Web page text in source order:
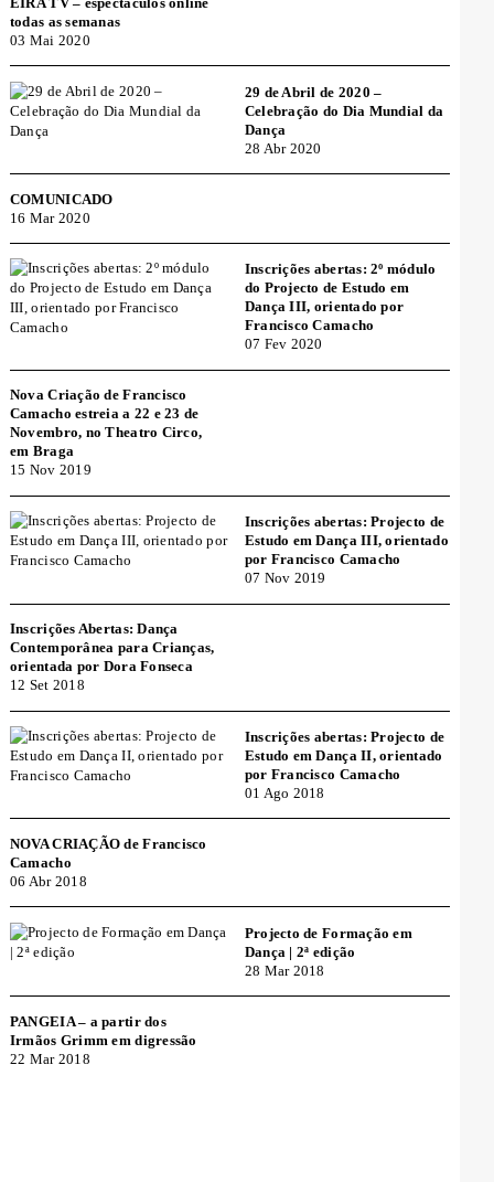
todas as semanas
03 Mai 2020
29 de Abril de 2020 –
Celebração do Dia Mundial da
Dança
28 Abr 2020
COMUNICADO
16 Mar 2020
Inscrições abertas: 2º módulo
do Projecto de Estudo em
Dança III, orientado por
Francisco Camacho
07 Fev 2020
Nova Criação de Francisco
Camacho estreia a 22 e 23 de
Novembro, no Theatro Circo,
em Braga
15 Nov 2019
Inscrições abertas: Projecto de
Estudo em Dança III, orientado
por Francisco Camacho
07 Nov 2019
Inscrições Abertas: Dança
Contemporânea para Crianças,
orientada por Dora Fonseca
12 Set 2018
Inscrições abertas: Projecto de
Estudo em Dança II, orientado
por Francisco Camacho
01 Ago 2018
NOVA CRIAÇÃO de Francisco
Camacho
06 Abr 2018
Projecto de Formação em
Dança | 2ª edição
28 Mar 2018
PANGEIA – a partir dos
Irmãos Grimm em digressão
22 Mar 2018